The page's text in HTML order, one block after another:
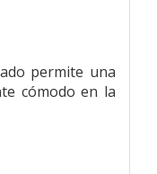
permite una
cómodo en la